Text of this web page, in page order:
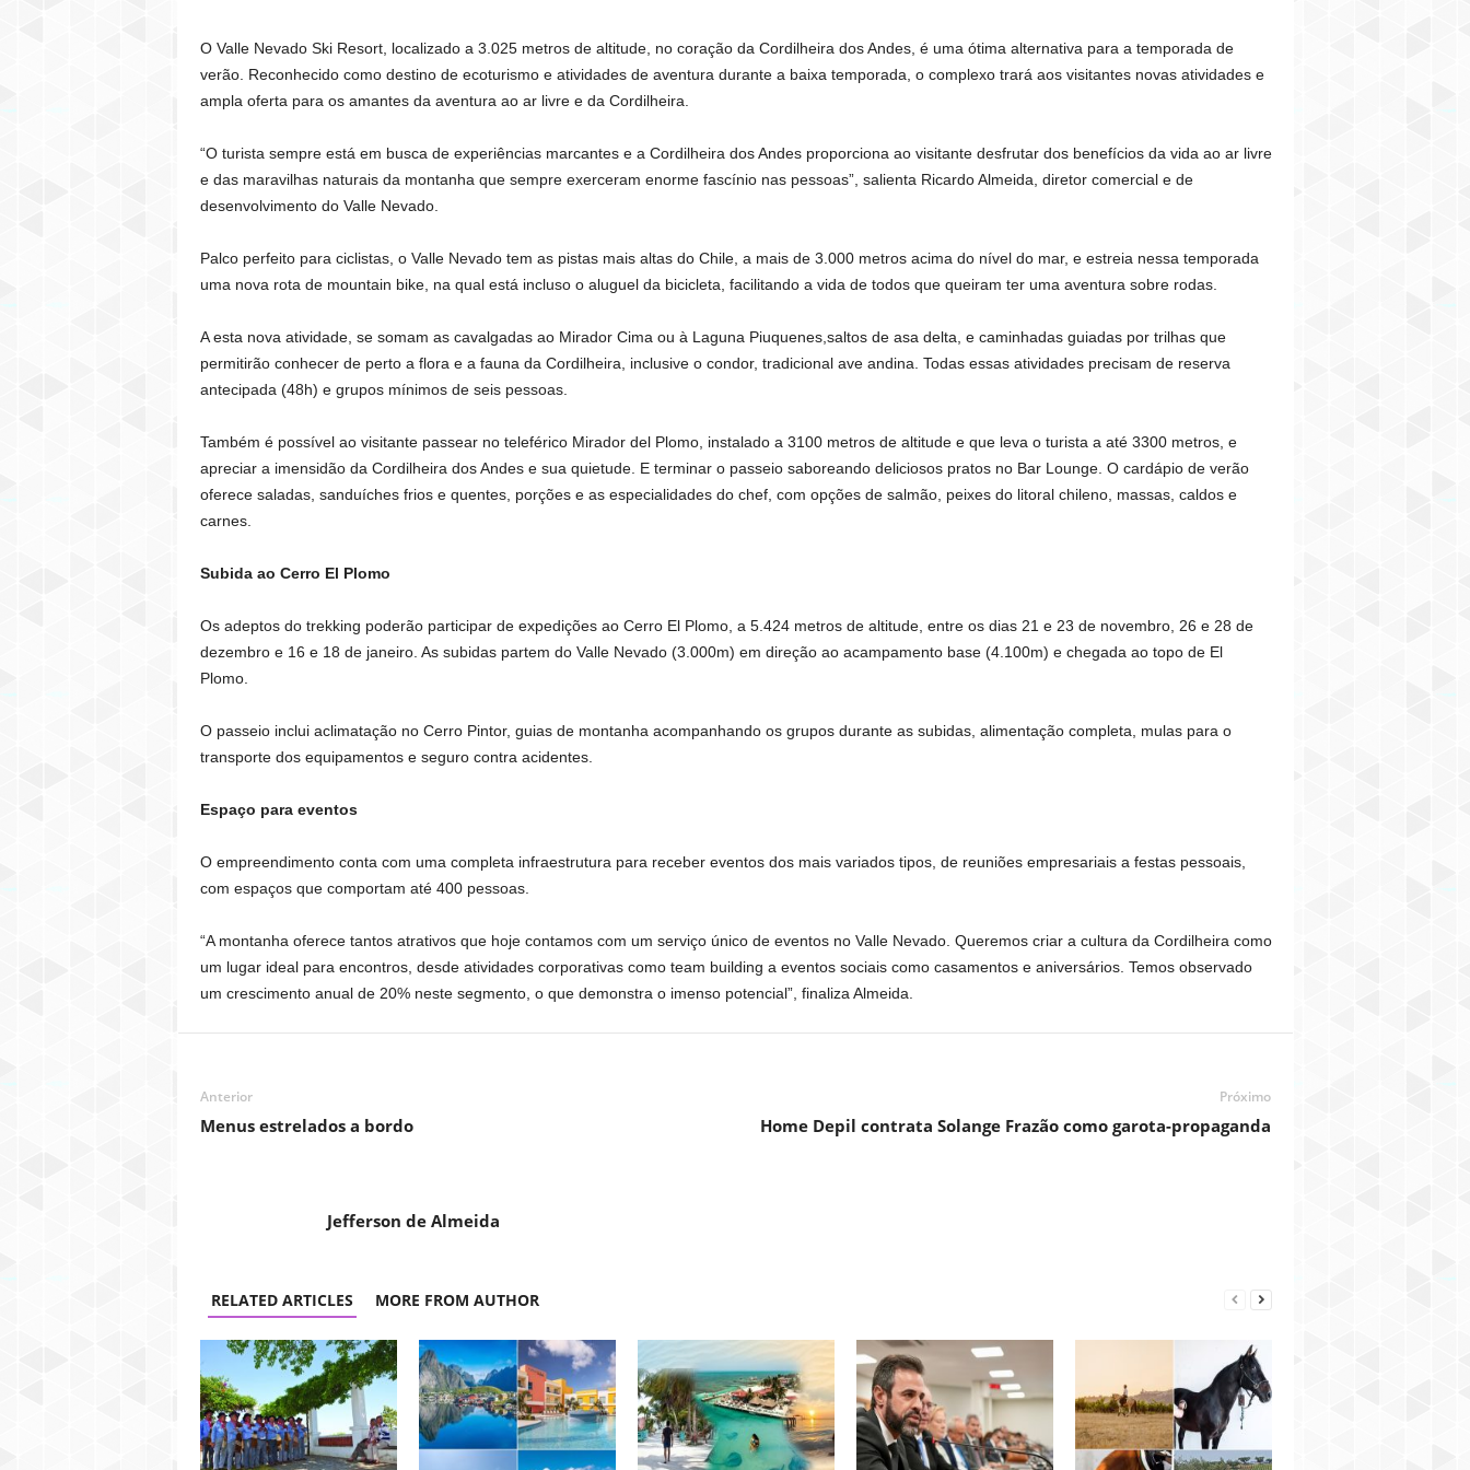
O Valle Nevado Ski Resort, localizado a 3.025 metros de altitude, no coração da Cordilheira dos Andes, é uma ótima alternativa para a temporada de
verão. Reconhecido como destino de ecoturismo e atividades de aventura durante a baixa temporada, o complexo trará aos visitantes novas atividades e
ampla oferta para os amantes da aventura ao ar livre e da Cordilheira.
“O turista sempre está em busca de experiências marcantes e a Cordilheira dos Andes proporciona ao visitante desfrutar dos benefícios da vida ao ar livre
e das maravilhas naturais da montanha que sempre exerceram enorme fascínio nas pessoas”, salienta Ricardo Almeida, diretor comercial e de
desenvolvimento do Valle Nevado.
Palco perfeito para ciclistas, o Valle Nevado tem as pistas mais altas do Chile, a mais de 3.000 metros acima do nível do mar, e estreia nessa temporada
uma nova rota de mountain bike, na qual está incluso o aluguel da bicicleta, facilitando a vida de todos que queiram ter uma aventura sobre rodas.
A esta nova atividade, se somam as cavalgadas ao Mirador Cima ou à Laguna Piuquenes,saltos de asa delta, e caminhadas guiadas por trilhas que
permitirão conhecer de perto a flora e a fauna da Cordilheira, inclusive o condor, tradicional ave andina. Todas essas atividades precisam de reserva
antecipada (48h) e grupos mínimos de seis pessoas.
Também é possível ao visitante passear no teleférico Mirador del Plomo, instalado a 3100 metros de altitude e que leva o turista a até 3300 metros, e
apreciar a imensidão da Cordilheira dos Andes e sua quietude. E terminar o passeio saboreando deliciosos pratos no Bar Lounge. O cardápio de verão
oferece saladas, sanduíches frios e quentes, porções e as especialidades do chef, com opções de salmão, peixes do litoral chileno, massas, caldos e
carnes.
Subida ao Cerro El Plomo
Os adeptos do trekking poderão participar de expedições ao Cerro El Plomo, a 5.424 metros de altitude, entre os dias 21 e 23 de novembro, 26 e 28 de
dezembro e 16 e 18 de janeiro. As subidas partem do Valle Nevado (3.000m) em direção ao acampamento base (4.100m) e chegada ao topo de El
Plomo.
O passeio inclui aclimatação no Cerro Pintor, guias de montanha acompanhando os grupos durante as subidas, alimentação completa, mulas para o
transporte dos equipamentos e seguro contra acidentes.
Espaço para eventos
O empreendimento conta com uma completa infraestrutura para receber eventos dos mais variados tipos, de reuniões empresariais a festas pessoais,
com espaços que comportam até 400 pessoas.
“A montanha oferece tantos atrativos que hoje contamos com um serviço único de eventos no Valle Nevado. Queremos criar a cultura da Cordilheira como
um lugar ideal para encontros, desde atividades corporativas como team building a eventos sociais como casamentos e aniversários. Temos observado
um crescimento anual de 20% neste segmento, o que demonstra o imenso potencial”, finaliza Almeida.
Anterior
Menus estrelados a bordo
Próximo
Home Depil contrata Solange Frazão como garota-propaganda
Jefferson de Almeida
RELATED ARTICLES MORE FROM AUTHOR